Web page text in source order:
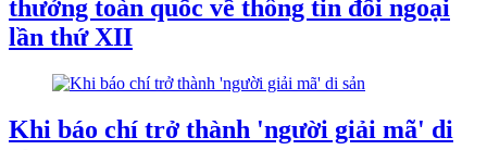
thưởng toàn quốc về thông tin đối ngoại
lần thứ XII
Khi báo chí trở thành 'người giải mã' di